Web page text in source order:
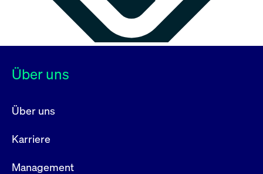
Über uns
Über uns
Karriere
Management